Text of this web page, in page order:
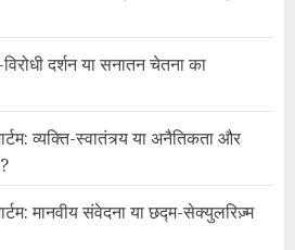
दर्शन या सनातन चेतना का
व्यक्ति-स्वातंत्र्य या अनैतिकता और
मानवीय संवेदना या छद्म-सेक्युलरिज़्म